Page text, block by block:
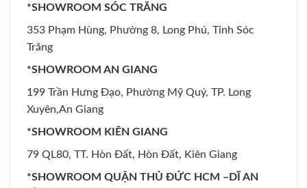
*SHOWROOM SÓC TRĂNG
353 Phạm Hùng, Phường 8, Long Phú, Tỉnh Sóc
Trăng
*SHOWROOM AN GIANG
199 Trần Hưng Đạo, Phường Mỹ Quý, TP. Long
Xuyên,An Giang
*SHOWROOM KIÊN GIANG
79 QL80, TT. Hòn Đất, Hòn Đất, Kiên Giang
*SHOWROOM QUẬN THỦ ĐỨC HCM –DĨ AN